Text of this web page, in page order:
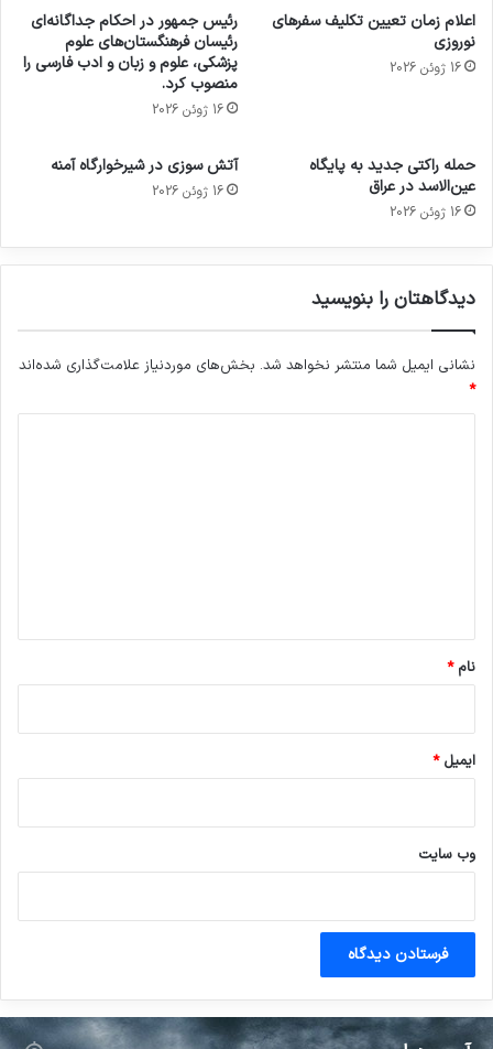
اعلام زمان تعیین تکلیف سفرهای
نوروزی
16 ژوئن 2026
رئیس جمهور در احکام جداگانه‌ای
رئیسان فرهنگستان‌های علوم
پزشکی، علوم و زبان و ادب فارسی را
منصوب کرد.
16 ژوئن 2026
حمله راکتی جدید به پایگاه
عین‌الاسد در عراق
16 ژوئن 2026
آتش سوزی در شیرخوارگاه آمنه
16 ژوئن 2026
دیدگاهتان را بنویسید
نشانی ایمیل شما منتشر نخواهد شد. بخش‌های موردنیاز علامت‌گذاری شده‌اند
*
نام*
ایمیل*
وب‌ سایت